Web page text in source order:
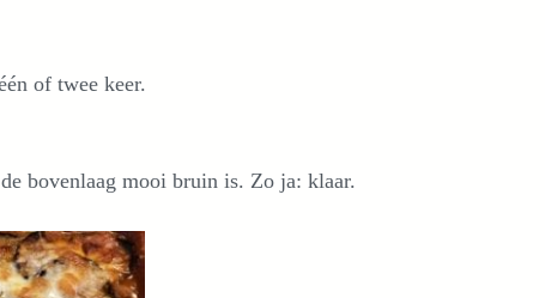
of twee keer.
bovenlaag mooi bruin is. Zo ja: klaar.